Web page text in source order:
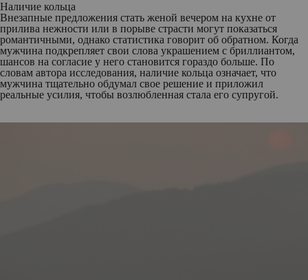
Наличие кольца
Внезапные предложения стать женой вечером на кухне от
прилива нежности или в порыве страсти могут показаться
романтичными, однако статистика говорит об обратном. Когда
мужчина подкрепляет свои слова украшением с бриллиантом,
шансов на согласие у него становится гораздо больше. По
словам автора исследования, наличие кольца означает, что
мужчина тщательно обдумал свое решение и приложил
реальные усилия, чтобы возлюбленная стала его супругой.